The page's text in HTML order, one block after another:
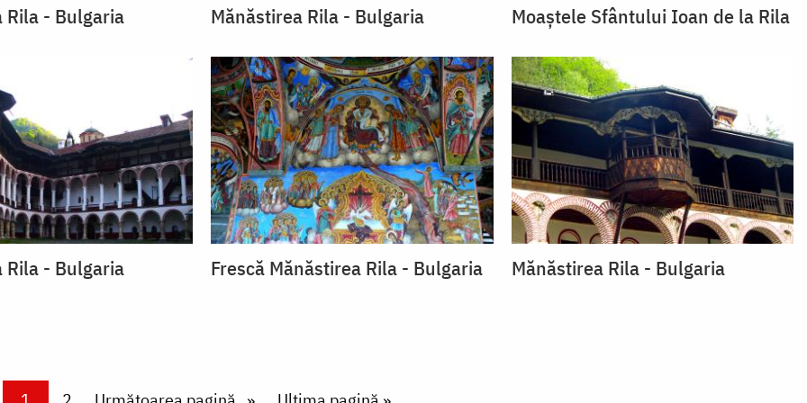
Rila - Bulgaria Mănăstirea Rila - Bulgaria Moaştele Sfântului Ioan de la Rila
Rila - Bulgaria Frescă Mănăstirea Rila - Bulgaria Mănăstirea Rila - Bulgaria